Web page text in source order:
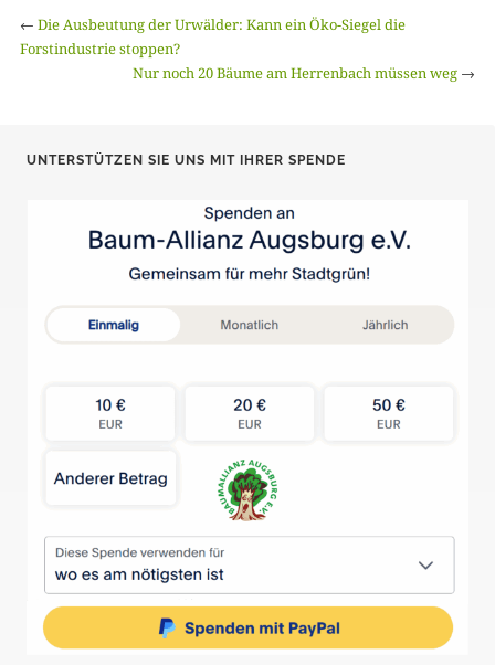
← Die Ausbeutung der Urwälder: Kann ein Öko-Siegel die
Forstindustrie stoppen?
Nur noch 20 Bäume am Herrenbach müssen weg →
UNTERSTÜTZEN SIE UNS MIT IHRER SPENDE